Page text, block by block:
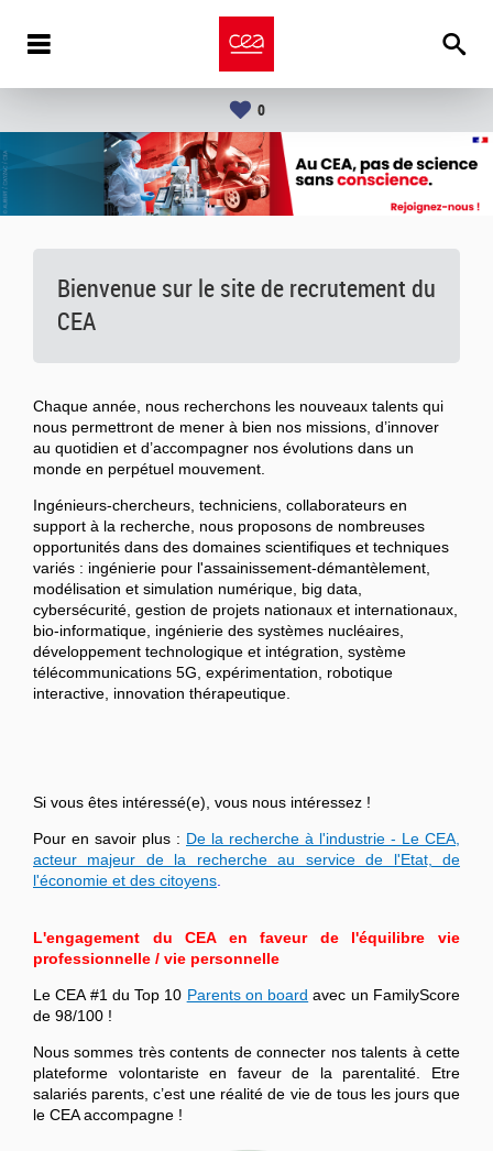
0
Bienvenue sur le site de recrutement du
CEA
Chaque année, nous recherchons les nouveaux talents qui
nous permettront de mener à bien nos missions, d’innover
au quotidien et d’accompagner nos évolutions dans un
monde en perpétuel mouvement.
Ingénieurs-chercheurs, techniciens, collaborateurs en
support à la recherche, nous proposons de nombreuses
opportunités dans des domaines scientifiques et techniques
variés : ingénierie pour l'assainissement-démantèlement,
modélisation et simulation numérique, big data,
cybersécurité, gestion de projets nationaux et internationaux,
bio-informatique, ingénierie des systèmes nucléaires,
développement technologique et intégration, système
télécommunications 5G, expérimentation, robotique
interactive, innovation thérapeutique.
Si vous êtes intéressé(e), vous nous intéressez !
Pour en savoir plus : De la recherche à l'industrie - Le CEA,
acteur majeur de la recherche au service de l'Etat, de
l'économie et des citoyens
L'engagement du CEA en faveur de l'équilibre vie
professionnelle / vie personnelle
Le CEA #1 du Top 10 Parents on board avec un FamilyScore
de 98/100 !
Nous sommes très contents de connecter nos talents à cette
plateforme volontariste en faveur de la parentalité. Etre
salariés parents, c’est une réalité de vie de tous les jours que
le CEA accompagne !